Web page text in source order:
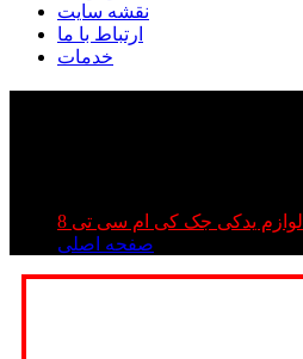
نقشه سایت
ارتباط با ما
خدمات
لوازم یدکی جک کی ام سی تی 8
صفحه اصلی